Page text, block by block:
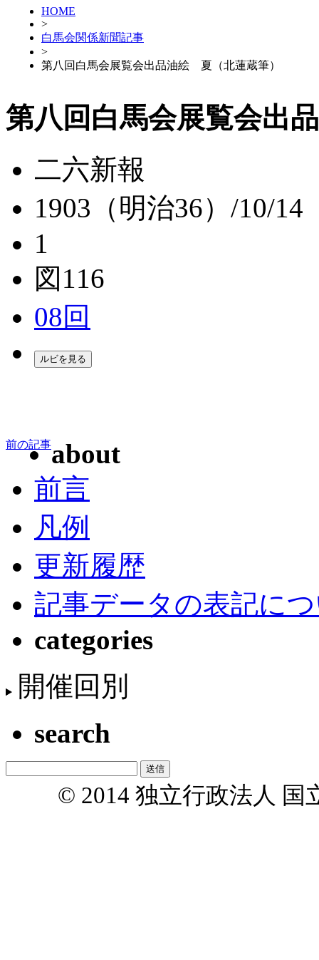
HOME
>
白馬会関係新聞記事
>
第八回白馬会展覧会出品油絵 夏（北蓮蔵筆）
第八回白馬会展覧会出
二六新報
1903（明治36）/10/14
1
図116
08回
前の記事about
前言
凡例
更新履歴
記事データの表記に
categories
開催回別
search
© 2014 独立行政法人 国